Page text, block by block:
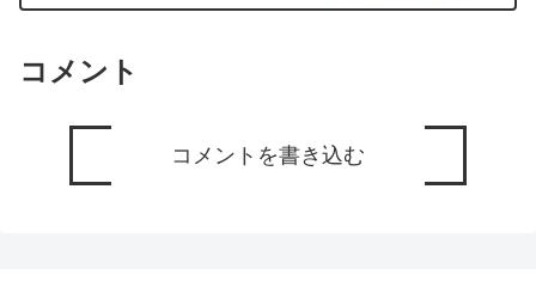
コメント
コメントを書き込む